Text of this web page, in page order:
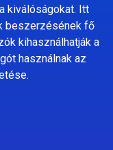
kiválóságokat. Itt
beszerzésének fő
kihasználhatják a
használnak az